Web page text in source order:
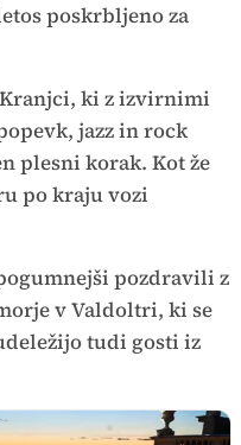
poskrbljeno za
ki z izvirnimi
jazz in rock
plesni korak. Kot že
po kraju vozi
pozdravili z
v Valdoltri, ki se
tudi gosti iz